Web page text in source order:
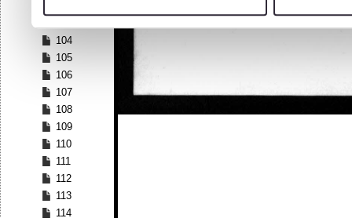
104
105
106
107
108
109
110
111
112
113
114